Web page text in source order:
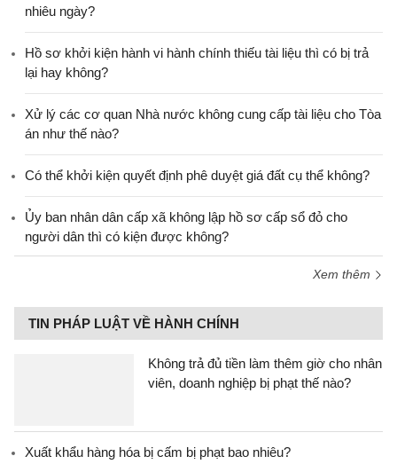
nhiêu ngày?
Hồ sơ khởi kiện hành vi hành chính thiếu tài liệu thì có bị trả
lại hay không?
Xử lý các cơ quan Nhà nước không cung cấp tài liệu cho Tòa
án như thế nào?
Có thể khởi kiện quyết định phê duyệt giá đất cụ thể không?
Ủy ban nhân dân cấp xã không lập hồ sơ cấp sổ đỏ cho
người dân thì có kiện được không?
Xem thêm
TIN PHÁP LUẬT VỀ HÀNH CHÍNH
Không trả đủ tiền làm thêm giờ cho nhân
viên, doanh nghiệp bị phạt thế nào?
Xuất khẩu hàng hóa bị cấm bị phạt bao nhiêu?